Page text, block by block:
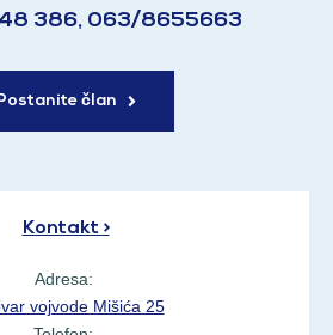
386, 063/8655663
član
Kontakt >
Adresa:
vojvode Mišića 25